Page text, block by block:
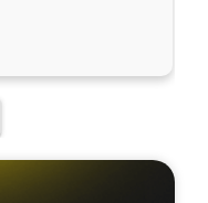
Ренессанс